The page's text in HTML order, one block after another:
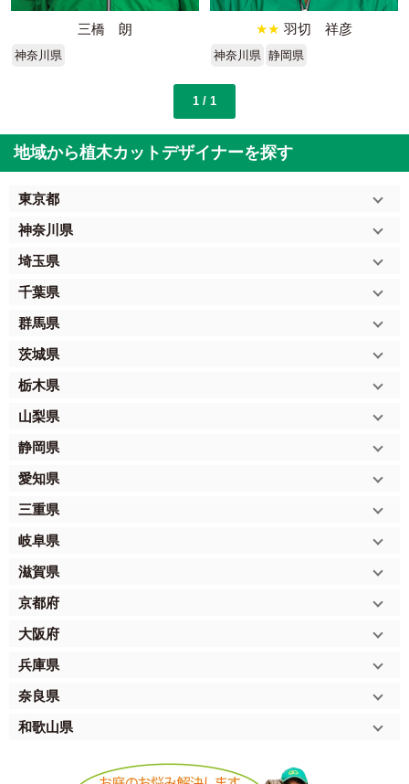
三橋 朗
神奈川県
★★ 羽切 祥彦
神奈川県 静岡県
1 / 1
地域から植木カットデザイナーを探す
東京都
神奈川県
埼玉県
千葉県
群馬県
茨城県
栃木県
山梨県
静岡県
愛知県
三重県
岐阜県
滋賀県
京都府
大阪府
兵庫県
奈良県
和歌山県